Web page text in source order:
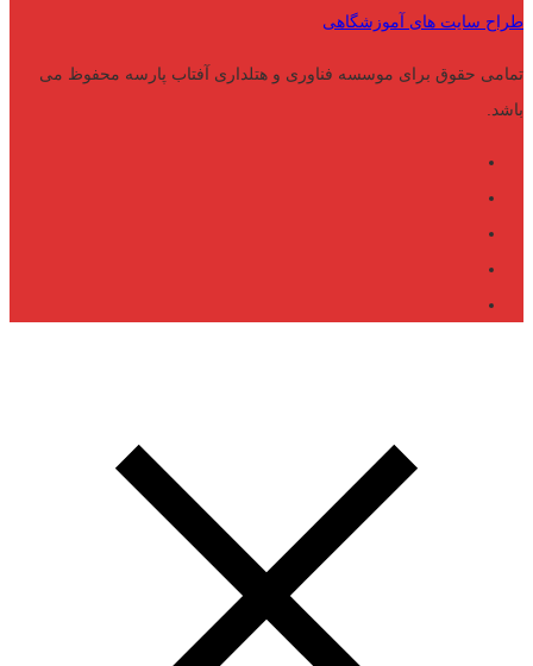
طراح سایت های آموزشگاهی
تمامی حقوق برای موسسه فناوری و هتلداری آفتاب پارسه محفوظ می
باشد.